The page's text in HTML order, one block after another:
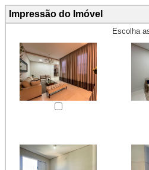
Impressão do Imóvel
Escolha